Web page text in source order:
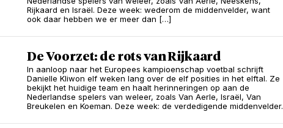
Rijkaard en Israël. Deze week: wederom de middenvelder, want
ook daar hebben we er meer dan […]
De Voorzet: de rots van Rijkaard
In aanloop naar het Europees kampioenschap voetbal schrijft
Danielle Kliwon elf weken lang over de elf posities in het elftal. Ze
bekijkt het huidige team en haalt herinneringen op aan de
Nederlandse spelers van weleer, zoals Van Aerle, Israël, Van
Breukelen en Koeman. Deze week: de verdedigende middenvelder.